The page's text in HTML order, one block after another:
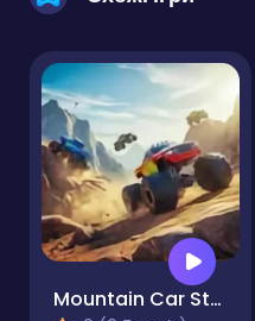
Mountain Car Stunt